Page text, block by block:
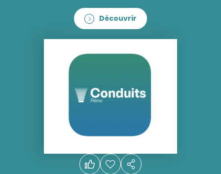
Découvrir